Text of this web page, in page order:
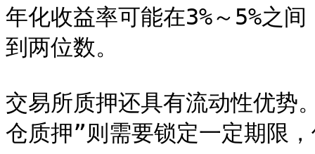
年化收益率可能在3%～5%之
到两位数。
交易所质押还具有流动性优势
仓质押”则需要锁定一定期限